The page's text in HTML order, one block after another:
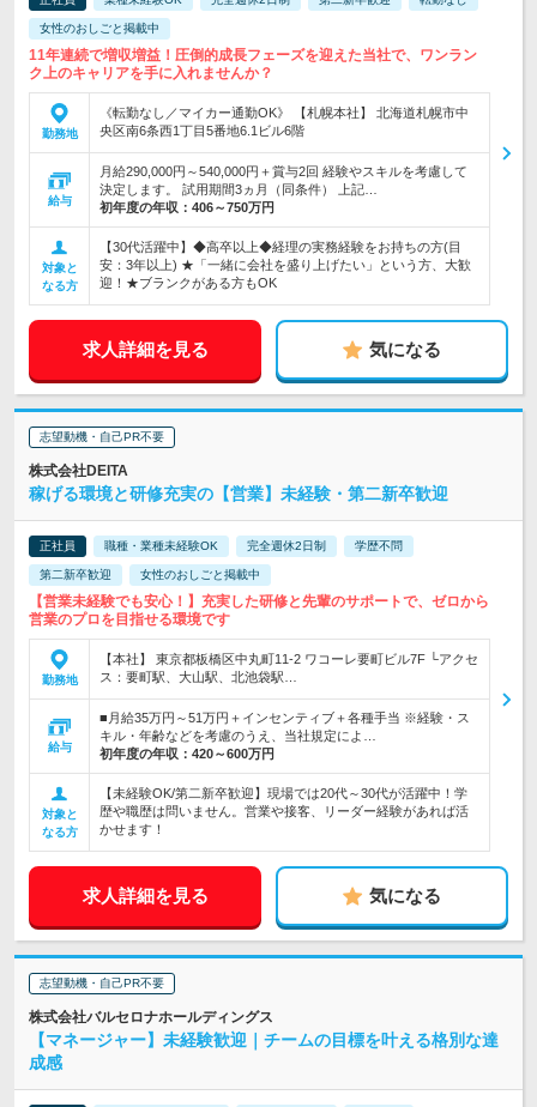
女性のおしごと掲載中
11年連続で増収増益！圧倒的成長フェーズを迎えた当社で、ワンラン
ク上のキャリアを手に入れませんか？
勤務地
《転勤なし／マイカー通勤OK》 【札幌本社】 北海道札幌市中
央区南6条西1丁目5番地6.1ビル6階
給与
月給290,000円～540,000円＋賞与2回 経験やスキルを考慮して
決定します。 試用期間3ヵ月（同条件） 上記…
初年度の年収： 406～750万円
対象と
なる方
【30代活躍中】◆高卒以上◆経理の実務経験をお持ちの方(目
安：3年以上) ★「一緒に会社を盛り上げたい」という方、大歓
迎！★ブランクがある方もOK
求人詳細を見る 気になる
志望動機・自己PR不要
株式会社DEITA
稼げる環境と研修充実の【営業】未経験・第二新卒歓迎
正社員 職種・業種未経験OK 完全週休2日制 学歴不問
第二新卒歓迎 女性のおしごと掲載中
【営業未経験でも安心！】充実した研修と先輩のサポートで、ゼロから
営業のプロを目指せる環境です
勤務地
【本社】 東京都板橋区中丸町11-2 ワコーレ要町ビル7F └アクセ
ス：要町駅、大山駅、北池袋駅…
給与
■月給35万円～51万円＋インセンティブ＋各種手当 ※経験・ス
キル・年齢などを考慮のうえ、当社規定によ…
初年度の年収： 420～600万円
対象と
なる方
【未経験OK/第二新卒歓迎】現場では20代～30代が活躍中！学
歴や職歴は問いません。営業や接客、リーダー経験があれば活
かせます！
求人詳細を見る 気になる
志望動機・自己PR不要
株式会社バルセロナホールディングス
【マネージャー】未経験歓迎｜チームの目標を叶える格別な達
成感